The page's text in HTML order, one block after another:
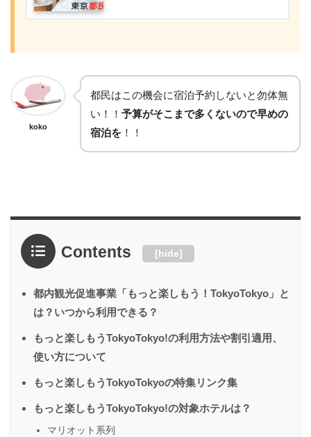
koko
都民はこの機会に宿泊予約しないと勿体無
い！！ 予算がそこまで多くないので早めの
宿泊を ！！
Contents [hide]
都内観光促進事業「もっと楽しもう！TokyoTokyo」と
は？いつから利用できる？
もっと楽しもうTokyoTokyo!の利用方法や割引適用、
使い方について
もっと楽しもうTokyoTokyoの特集リンク集
もっと楽しもうTokyoTokyo!の対象ホテルは？
マリオット系列